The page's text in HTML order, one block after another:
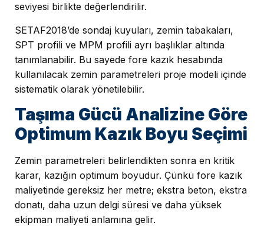
seviyesi birlikte değerlendirilir.
SETAF2018’de sondaj kuyuları, zemin tabakaları,
SPT profili ve MPM profili ayrı başlıklar altında
tanımlanabilir. Bu sayede fore kazık hesabında
kullanılacak zemin parametreleri proje modeli içinde
sistematik olarak yönetilebilir.
Taşıma Gücü Analizine Göre
Optimum Kazık Boyu Seçimi
Zemin parametreleri belirlendikten sonra en kritik
karar, kazığın optimum boyudur. Çünkü fore kazık
maliyetinde gereksiz her metre; ekstra beton, ekstra
donatı, daha uzun delgi süresi ve daha yüksek
ekipman maliyeti anlamına gelir.